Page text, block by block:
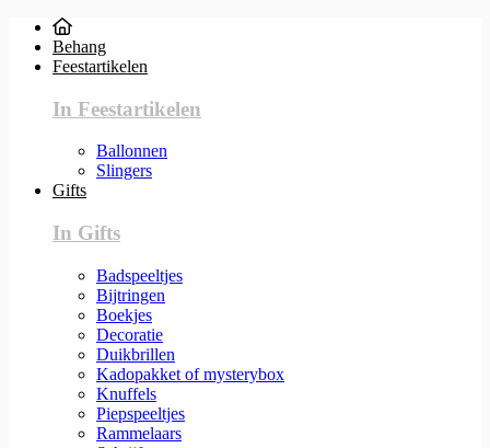
Behang
Feestartikelen
In Feestartikelen
Ballonnen
Slingers
Gifts
In Gifts
Badspeeltjes
Bijtringen
Boekjes
Decoratie
Duikbrillen
Kadopakket of mysterybox
Knuffels
Piepspeeltjes
Rammelaars